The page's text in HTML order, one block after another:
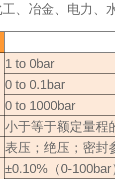
、冶金、电力、
1 to 0bar
0 to 0.1bar
0 to 1000bar
小于等于额定量程
表压；绝压；密封
±0.10% （0-100bar